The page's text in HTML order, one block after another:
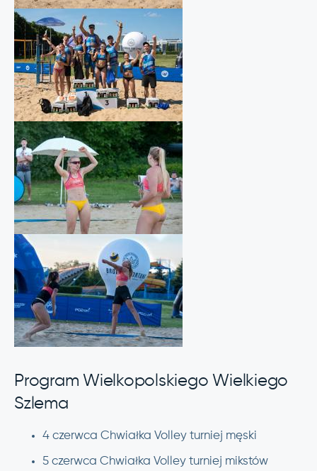
Program Wielkopolskiego Wielkiego
Szlema
4 czerwca Chwiałka Volley turniej męski
5 czerwca Chwiałka Volley turniej mikstów